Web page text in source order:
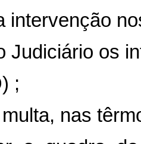
intervenção
Judiciário os
;
nas